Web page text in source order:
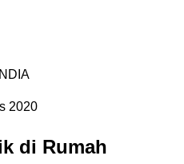
2020
di Rumah